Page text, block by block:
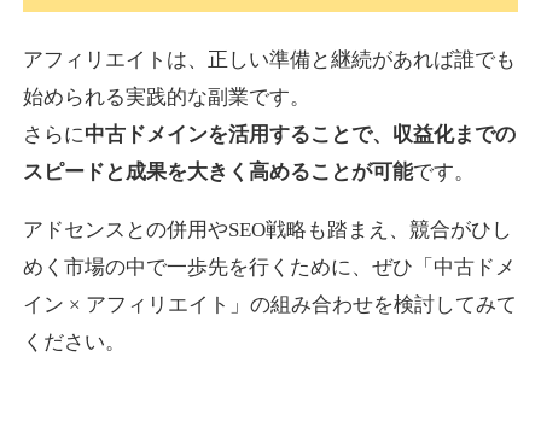
アフィリエイトは、正しい準備と継続があれば誰でも
始められる実践的な副業です。
さらに中古ドメインを活用することで、収益化までの
スピードと成果を大きく高めることが可能です。
アドセンスとの併用やSEO戦略も踏まえ、競合がひし
めく市場の中で一歩先を行くために、ぜひ「中古ドメ
イン × アフィリエイト」の組み合わせを検討してみて
ください。